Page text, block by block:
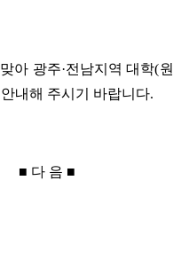
맞아 광주·전남지역 대학(원
안내해 주시기 바랍니다.
■ 다 음 ■